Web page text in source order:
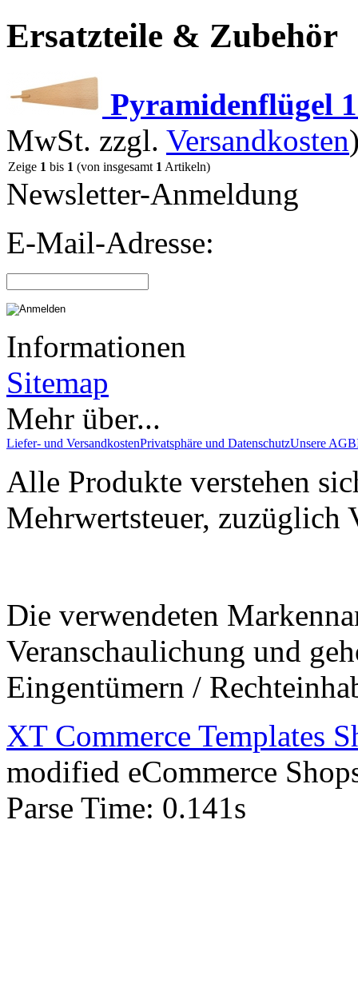
Ersatzteile & Zubehör
Pyramidenflügel
MwSt. zzgl. Versandkosten
Zeige 1 bis 1 (von insgesamt 1 Artikeln)
Newsletter-Anmeldung
E-Mail-Adresse:
Informationen
Sitemap
Mehr über...
Liefer- und VersandkostenPrivatsphäre und DatenschutzUnsere AGB
Alle Produkte verstehen
Mehrwertsteuer, zuzüglich
Die verwendeten
Veranschaulichung und
Eingentümern /
XT Commerce Templates
modified eCommerce
Parse Time: 0.141s